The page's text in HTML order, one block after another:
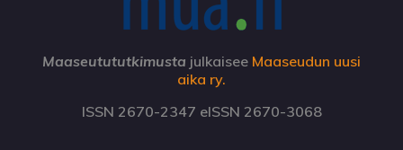
Maaseutututkimusta julkaisee Maaseudun uusi
aika ry.
ISSN 2670-2347 eISSN 2670-3068